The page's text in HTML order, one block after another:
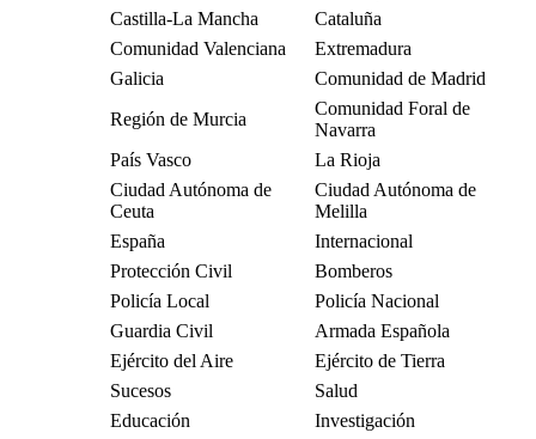
Castilla-La Mancha
Cataluña
Comunidad Valenciana
Extremadura
Galicia
Comunidad de Madrid
Región de Murcia
Comunidad Foral de
Navarra
País Vasco
La Rioja
Ciudad Autónoma de
Ceuta
Ciudad Autónoma de
Melilla
España
Internacional
Protección Civil
Bomberos
Policía Local
Policía Nacional
Guardia Civil
Armada Española
Ejército del Aire
Ejército de Tierra
Sucesos
Salud
Educación
Investigación